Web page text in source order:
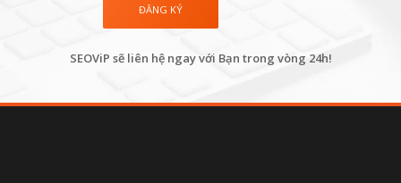
SEOViP sẽ liên hệ ngay với Bạn trong vòng 24h!